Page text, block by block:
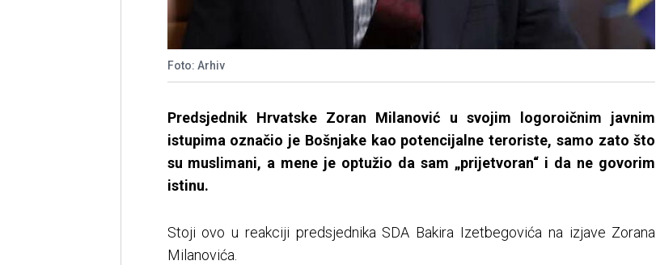
Foto: Arhiv
Predsjednik Hrvatske Zoran Milanović u svojim logoroičnim javnim
istupima označio je Bošnjake kao potencijalne teroriste, samo zato što
su muslimani, a mene je optužio da sam „prijetvoran“ i da ne govorim
istinu.
Stoji ovo u reakciji predsjednika SDA Bakira Izetbegovića na izjave Zorana
Milanovića.